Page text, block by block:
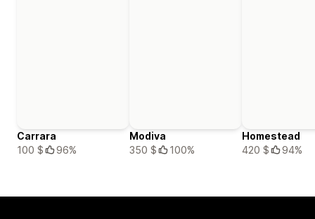
Carrara
100 $
96%
Modiva
350 $
100%
Homestead
420 $
94%